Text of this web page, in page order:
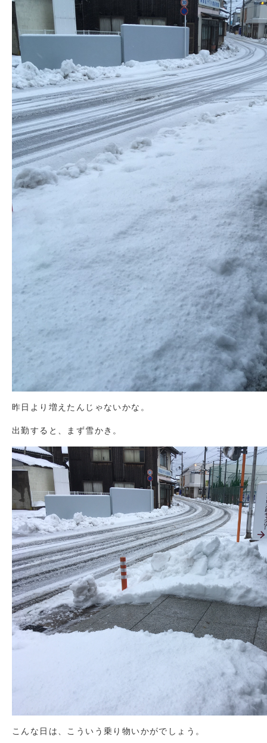
昨日より増えたんじゃないかな。
出勤すると、まず雪かき。
こんな日は、こういう乗り物いかがでしょう。